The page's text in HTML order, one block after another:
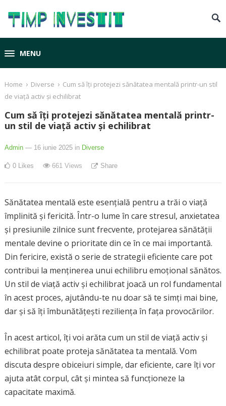
MENU
Home › Diverse › Cum să îți protejezi sănătatea mentală printr-un stil
de viață activ și echilibrat
Cum să îți protejezi sănătatea mentală printr-
un stil de viață activ și echilibrat
Admin — 16 iunie 2025 in Diverse
0 Likes 661Views Share
Sănătatea mentală este esențială pentru a trăi o viață
împlinită și fericită. Într-o lume în care stresul, anxietatea
și presiunile zilnice sunt frecvente, protejarea sănătății
mentale devine o prioritate din ce în ce mai importantă.
Din fericire, există o serie de strategii eficiente care pot
contribui la menținerea unui echilibru emoțional sănătos.
Un stil de viață activ și echilibrat joacă un rol fundamental
în acest proces, ajutându-te nu doar să te simți mai bine,
dar și să îți îmbunătățești reziliența în fața provocărilor.
În acest articol, îți voi arăta cum un stil de viață activ și
echilibrat poate proteja sănătatea ta mentală. Vom
discuta despre obiceiuri simple, dar eficiente, care îți vor
ajuta atât corpul, cât și mintea să funcționeze la
capacitate maximă.